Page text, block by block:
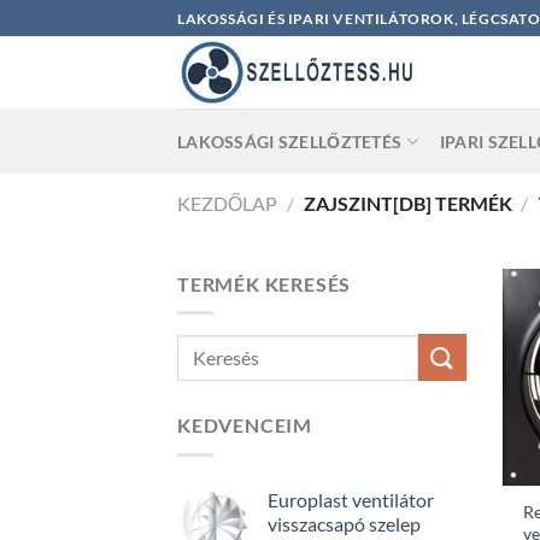
to
LAKOSSÁGI ÉS IPARI VENTILÁTOROK,
LAKOSSÁGI SZELLŐZTETÉS IPARI
KEZDŐLAP / ZAJSZINT[DB] TERMÉK /
TERMÉK KERESÉS
KEDVENCEIM
Europlast ventilátor
visszacsapó szelep